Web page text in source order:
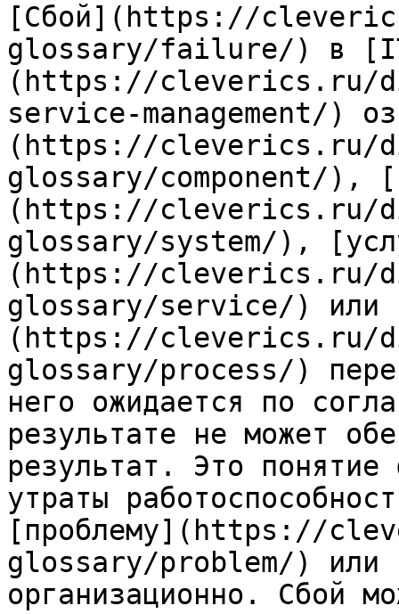
[Сбой](https://
glossary/failure/) в
(https://cleverics.ru/
service-management/)
(https://cleverics.ru/
glossary/component/),
(https://cleverics.ru/
glossary/system/),
(https://cleverics.ru/
glossary/service/) или
(https://cleverics.ru/
glossary/process/)
него ожидается по
результате не может
результат. Это понятие
утраты
[проблему](https://
glossary/problem/) или
организационно. Сбой